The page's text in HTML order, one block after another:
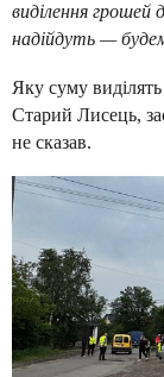
виділення грошей
надійдуть —
Яку суму
Старий Лисець,
не сказав.